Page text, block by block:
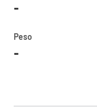
-
Peso
-